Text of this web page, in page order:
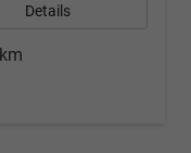
Details